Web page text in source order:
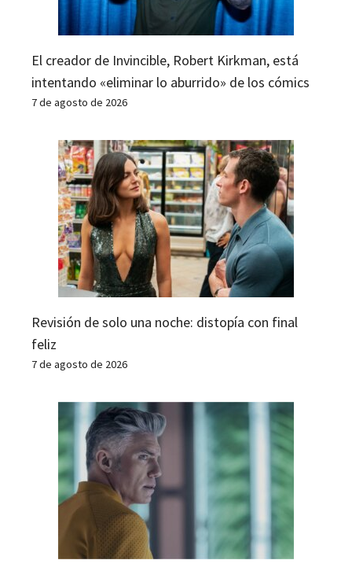
El creador de Invincible, Robert Kirkman, está
intentando «eliminar lo aburrido» de los cómics
7 de agosto de 2026
Revisión de solo una noche: distopía con final
feliz
7 de agosto de 2026